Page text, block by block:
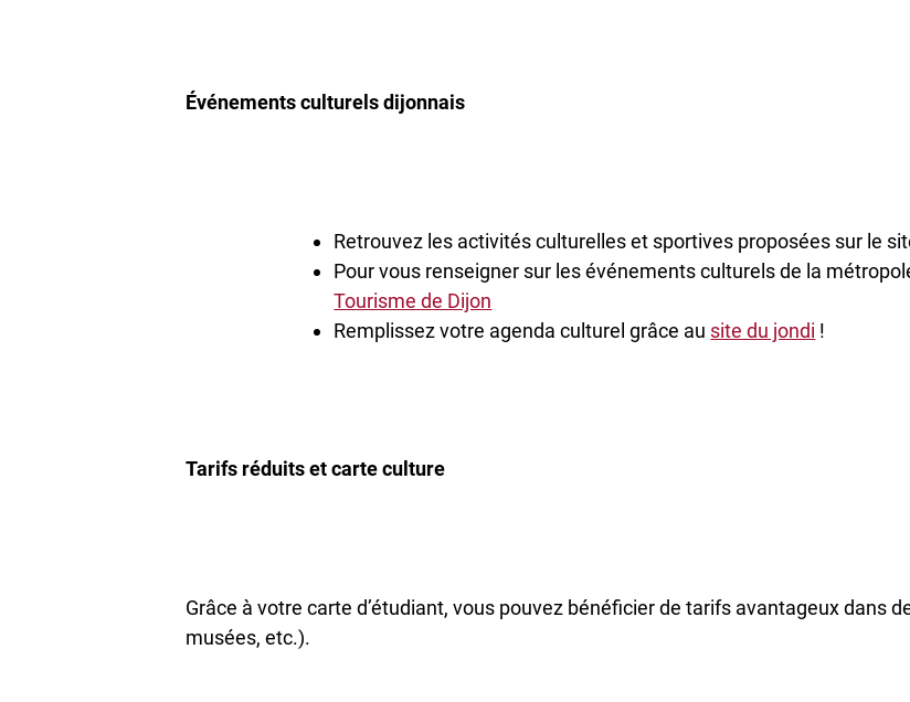
Événements culturels dijonnais
Retrouvez les activités culturelles et sportives proposées sur le
Pour vous renseigner sur les événements culturels de la
Tourisme de Dijon
Remplissez votre agenda culturel grâce au site du jondi !
Tarifs réduits et carte culture
Grâce à votre carte d’étudiant, vous pouvez bénéficier de tarifs avantageux dans
musées, etc.).